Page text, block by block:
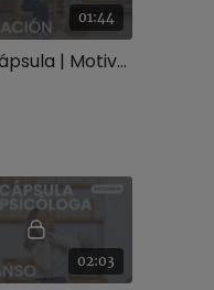
01:44
Psicocápsula | Motivación
02:03